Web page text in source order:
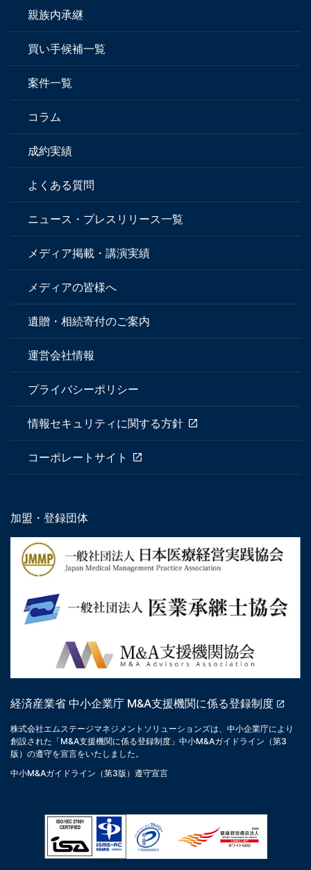
親族内承継
買い手候補一覧
案件一覧
コラム
成約実績
よくある質問
ニュース・プレスリリース一覧
メディア掲載・講演実績
メディアの皆様へ
遺贈・相続寄付のご案内
運営会社情報
プライバシーポリシー
情報セキュリティに関する方針
コーポレートサイト
加盟・登録団体
経済産業省 中小企業庁 M&A支援機関に係る登録制度
株式会社エムステージマネジメントソリューションズは、中小企業庁により
創設された「M&A支援機関に係る登録制度」中小M&Aガイドライン（第3
版）の遵守を宣言をいたしました。
中小M&Aガイドライン（第3版）遵守宣言